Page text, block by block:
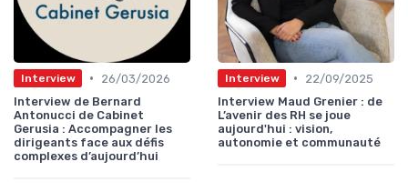
Interview •
26/03/2026
Interview de Bernard
Antonucci de Cabinet
Gerusia : Accompagner les
dirigeants face aux défis
complexes d’aujourd’hui
Interview •
22/09/2025
Interview Maud Grenier : de
L’avenir des RH se joue
aujourd'hui : vision,
autonomie et communauté